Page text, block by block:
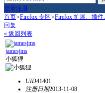
登录注册
首页>Firefox 专区>Firefox 扩展、插
回复
« 返回列表
jamesjms
小狐狸
UID41401
注册日期2013-11-08